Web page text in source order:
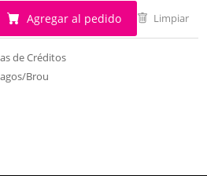
Agregar al pedido Limpiar
de Créditos
Brou